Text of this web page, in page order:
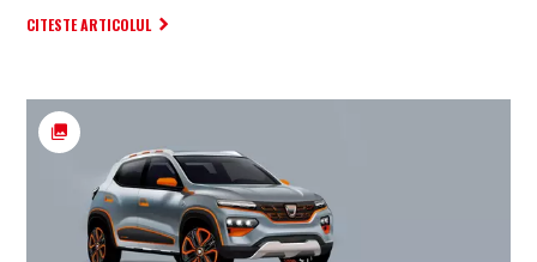
CITESTE ARTICOLUL